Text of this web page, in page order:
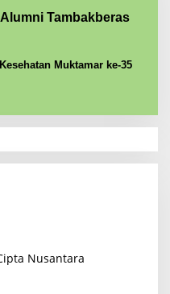
Tambakberas
Muktamar ke-35
Nusantara